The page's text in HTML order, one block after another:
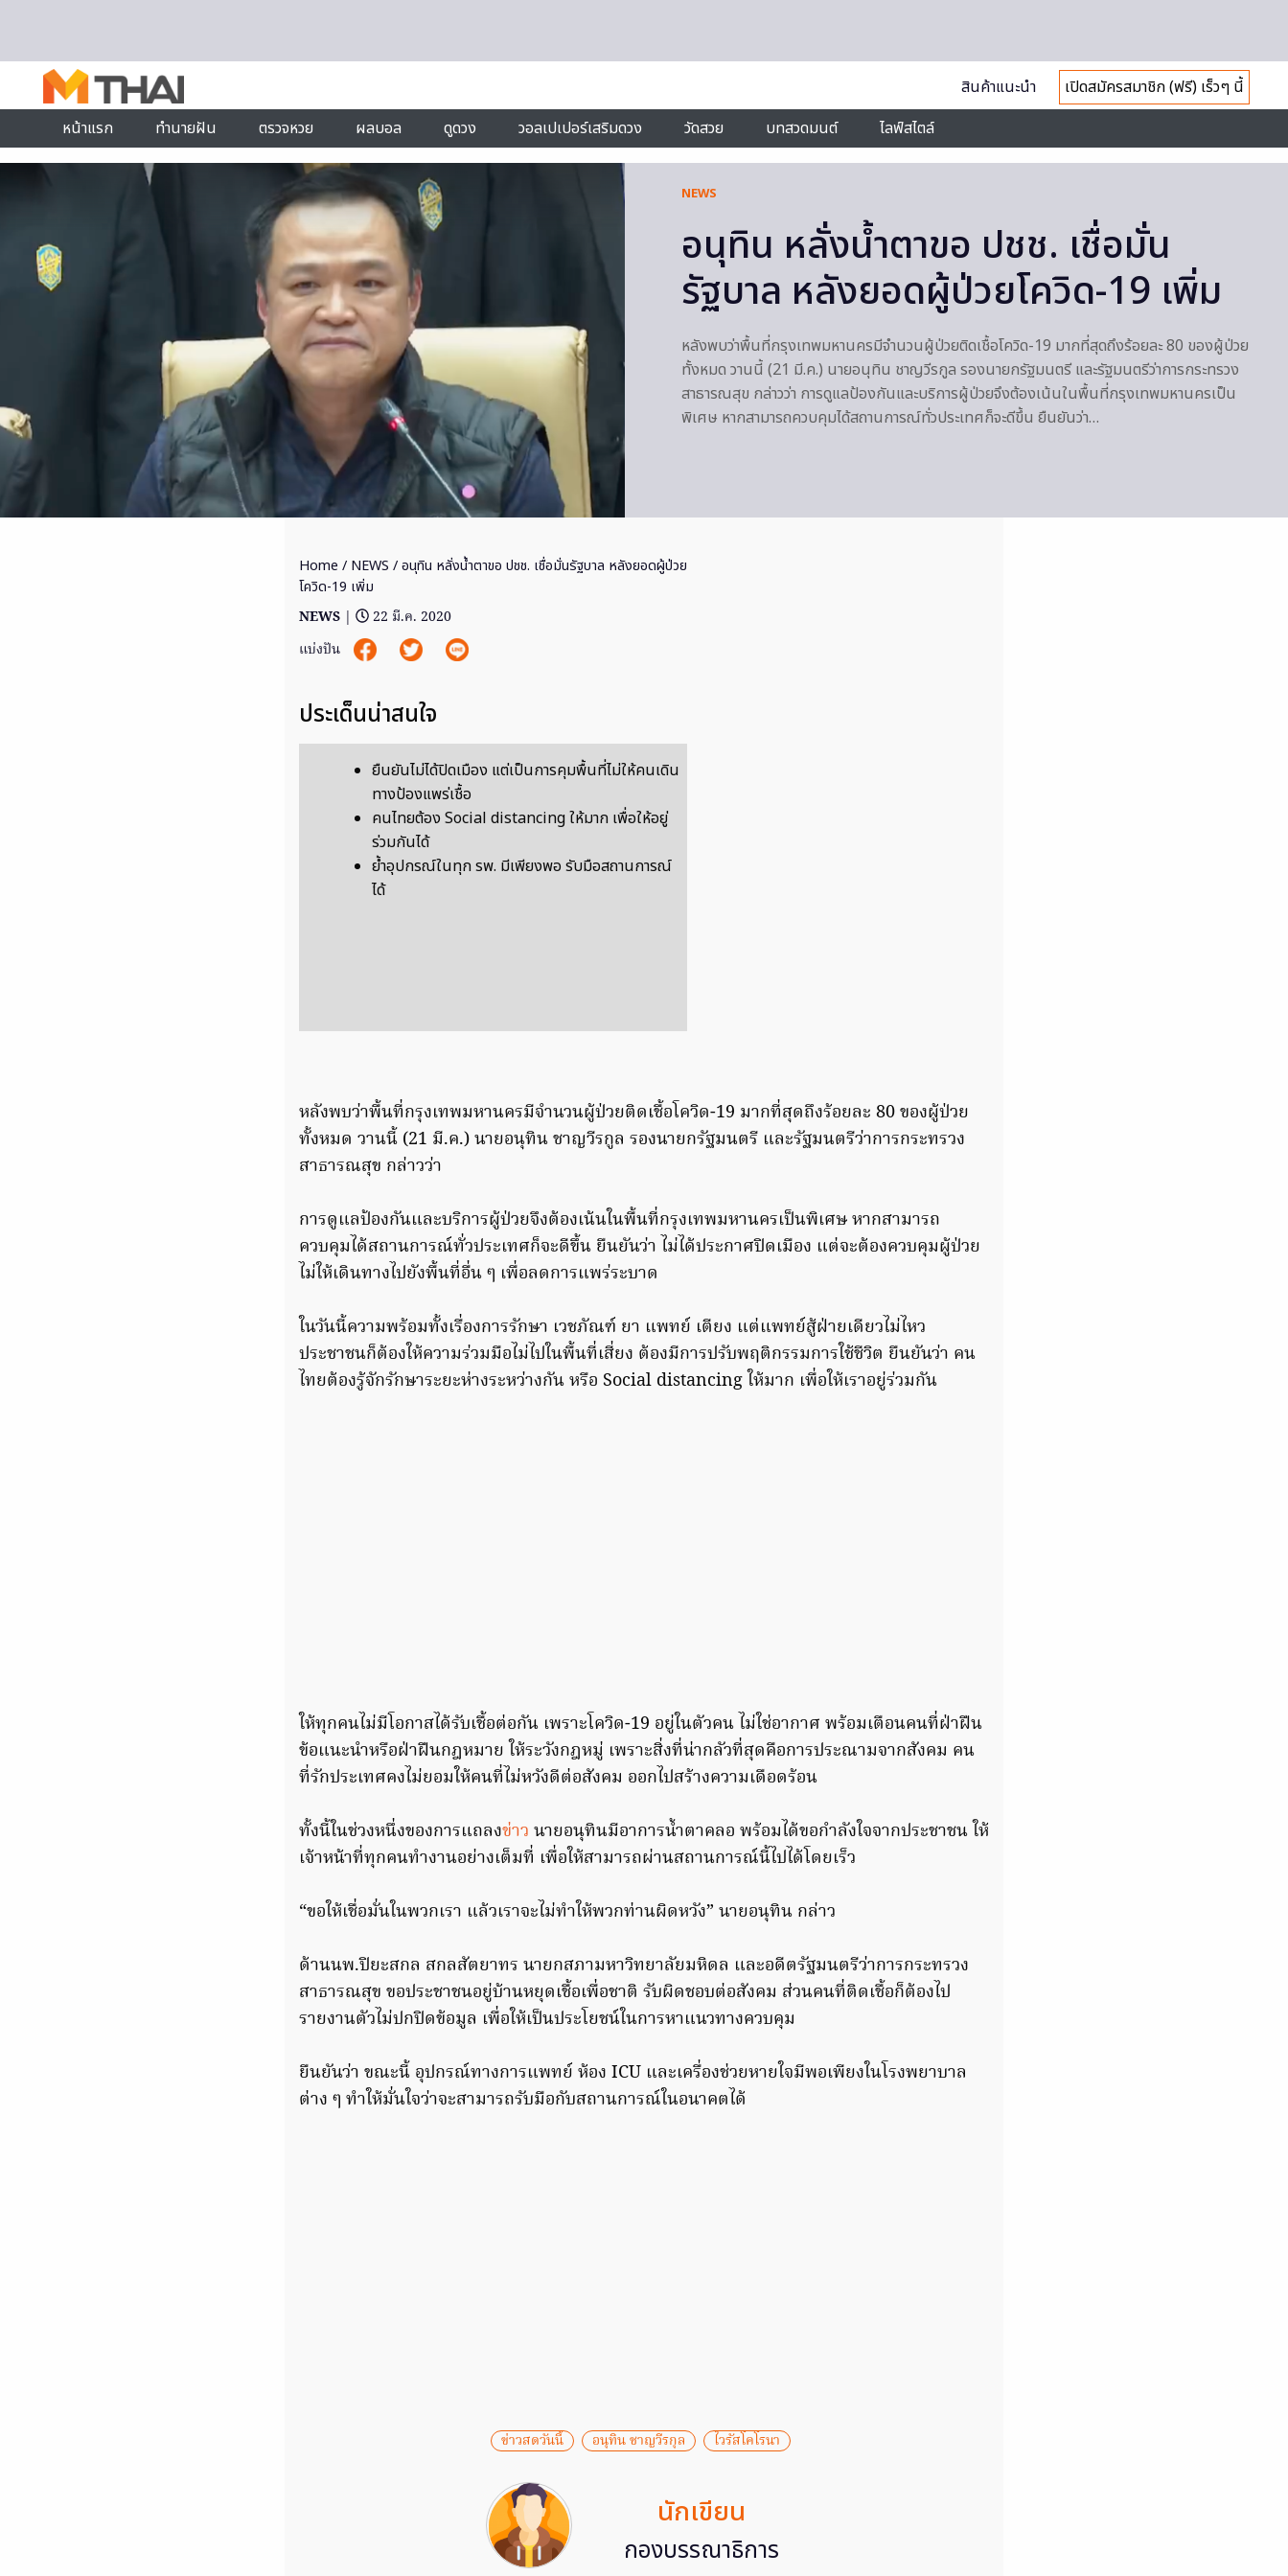
สินค้าแนะนำ
เปิดสมัครสมาชิก (ฟรี) เร็วๆ นี้
หน้าแรก
ทำนายฝัน ตรวจหวย ผลบอล ดูดวง วอลเปเปอร์เสริมดวง วัดสวย บทสวดมนต์ ไลฟ์สไตล์
NEWS
อนุทิน หลั่งน้ำตาขอ ปชช. เชื่อมั่น
รัฐบาล หลังยอดผู้ป่วยโควิด-19 เพิ่ม
หลังพบว่าพื้นที่กรุงเทพมหานครมีจำนวนผู้ป่วยติดเชื้อโควิด-19 มากที่สุดถึงร้อยละ 80 ของผู้ป่วย
ทั้งหมด วานนี้ (21 มี.ค.) นายอนุทิน ชาญวีรกูล รองนายกรัฐมนตรี และรัฐมนตรีว่าการกระทรวง
สาธารณสุข กล่าวว่า การดูแลป้องกันและบริการผู้ป่วยจึงต้องเน้นในพื้นที่กรุงเทพมหานครเป็น
พิเศษ หากสามารถควบคุมได้สถานการณ์ทั่วประเทศก็จะดีขึ้น ยืนยันว่า…
Home / NEWS / อนุทิน หลั่งน้ำตาขอ ปชช. เชื่อมั่นรัฐบาล หลังยอดผู้ป่วย
โควิด-19 เพิ่ม
NEWS |
22 มี.ค. 2020
แบ่งปัน
ประเด็นน่าสนใจ
ยืนยันไม่ได้ปิดเมือง แต่เป็นการคุมพื้นที่ไม่ให้คนเดิน
ทางป้องแพร่เชื้อ
คนไทยต้อง Social distancing ให้มาก เพื่อให้อยู่
ร่วมกันได้
ย้ำอุปกรณ์ในทุก รพ. มีเพียงพอ รับมือสถานการณ์
ได้
หลังพบว่าพื้นที่กรุงเทพมหานครมีจำนวนผู้ป่วยติดเชื้อโควิด-19 มากที่สุดถึงร้อยละ 80 ของผู้ป่วย
ทั้งหมด วานนี้ (21 มี.ค.) นายอนุทิน ชาญวีรกูล รองนายกรัฐมนตรี และรัฐมนตรีว่าการกระทรวง
สาธารณสุข กล่าวว่า
การดูแลป้องกันและบริการผู้ป่วยจึงต้องเน้นในพื้นที่กรุงเทพมหานครเป็นพิเศษ หากสามารถ
ควบคุมได้สถานการณ์ทั่วประเทศก็จะดีขึ้น ยืนยันว่า ไม่ได้ประกาศปิดเมือง แต่จะต้องควบคุมผู้ป่วย
ไม่ให้เดินทางไปยังพื้นที่อื่น ๆ เพื่อลดการแพร่ระบาด
ในวันนี้ความพร้อมทั้งเรื่องการรักษา เวชภัณฑ์ ยา แพทย์ เตียง แต่แพทย์สู้ฝ่ายเดียวไม่ไหว
ประชาชนก็ต้องให้ความร่วมมือไม่ไปในพื้นที่เสี่ยง ต้องมีการปรับพฤติกรรมการใช้ชีวิต ยืนยันว่า คน
ไทยต้องรู้จักรักษาระยะห่างระหว่างกัน หรือ Social distancing ให้มาก เพื่อให้เราอยู่ร่วมกัน
ให้ทุกคนไม่มีโอกาสได้รับเชื้อต่อกัน เพราะโควิด-19 อยู่ในตัวคน ไม่ใช่อากาศ พร้อมเตือนคนที่ฝ่าฝืน
ข้อแนะนำหรือฝ่าฝืนกฎหมาย ให้ระวังกฎหมู่ เพราะสิ่งที่น่ากลัวที่สุดคือการประณามจากสังคม คน
ที่รักประเทศคงไม่ยอมให้คนที่ไม่หวังดีต่อสังคม ออกไปสร้างความเดือดร้อน
ทั้งนี้ในช่วงหนึ่งของการแถลงข่าว นายอนุทินมีอาการน้ำตาคลอ พร้อมได้ขอกำลังใจจากประชาชน ให้
เจ้าหน้าที่ทุกคนทำงานอย่างเต็มที่ เพื่อให้สามารถผ่านสถานการณ์นี้ไปได้โดยเร็ว
“ขอให้เชื่อมั่นในพวกเรา แล้วเราจะไม่ทำให้พวกท่านผิดหวัง” นายอนุทิน กล่าว
ด้านนพ.ปิยะสกล สกลสัตยาทร นายกสภามหาวิทยาลัยมหิดล และอดีตรัฐมนตรีว่าการกระทรวง
สาธารณสุข ขอประชาชนอยู่บ้านหยุดเชื้อเพื่อชาติ รับผิดชอบต่อสังคม ส่วนคนที่ติดเชื้อก็ต้องไป
รายงานตัวไม่ปกปิดข้อมูล เพื่อให้เป็นประโยชน์ในการหาแนวทางควบคุม
ยืนยันว่า ขณะนี้ อุปกรณ์ทางการแพทย์ ห้อง ICU และเครื่องช่วยหายใจมีพอเพียงในโรงพยาบาล
ต่าง ๆ ทำให้มั่นใจว่าจะสามารถรับมือกับสถานการณ์ในอนาคตได้
ข่าวสดวันนี้ อนุทิน ชาญวีรกุล ไวรัสโคโรนา
นักเขียน
กองบรรณาธิการ